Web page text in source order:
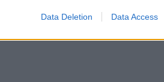
Data Deletion Data Access